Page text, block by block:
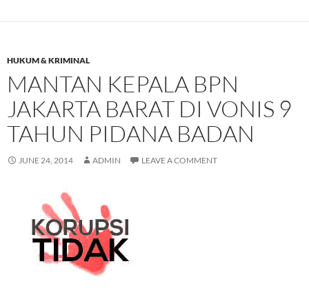
HUKUM & KRIMINAL
MANTAN KEPALA BPN
JAKARTA BARAT DI VONIS 9
TAHUN PIDANA BADAN
JUNE 24, 2014 ADMIN LEAVE A COMMENT